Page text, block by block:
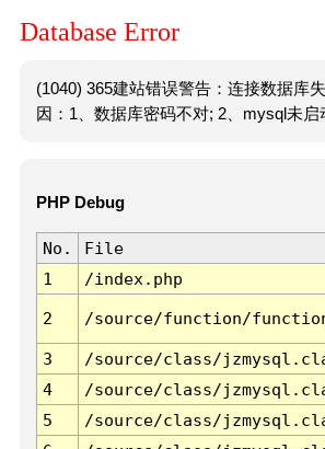
Database Error
(1040) 365建站错误警告：连接数据库
因：1、数据库密码不对; 2、mysql未启
PHP Debug
No. File
1
/index.php
2 /source/function/
3 /source/class/
4
/source/class/
5
/source/class/